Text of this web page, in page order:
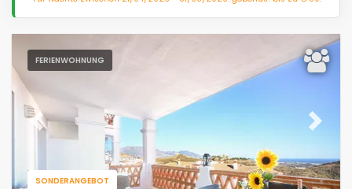
FERIENWOHNUNG
SONDERANGEBOT
Previous Next